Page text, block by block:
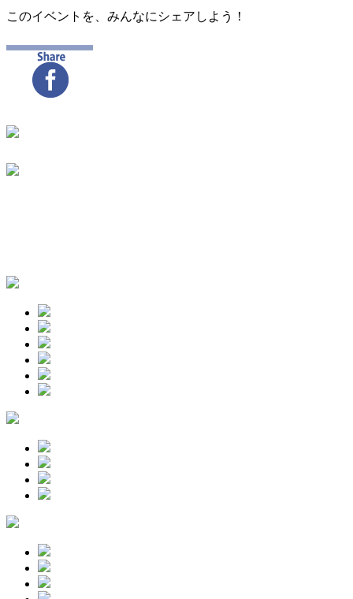
このイベントを、みんなにシェアしよう！